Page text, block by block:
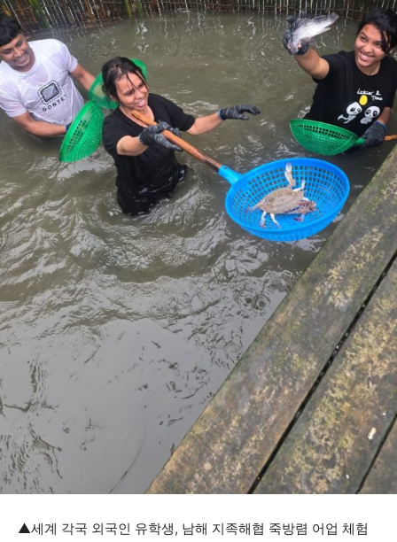
▲세계 각국 외국인 유학생, 남해 지족해협 죽방렴 어업 체험